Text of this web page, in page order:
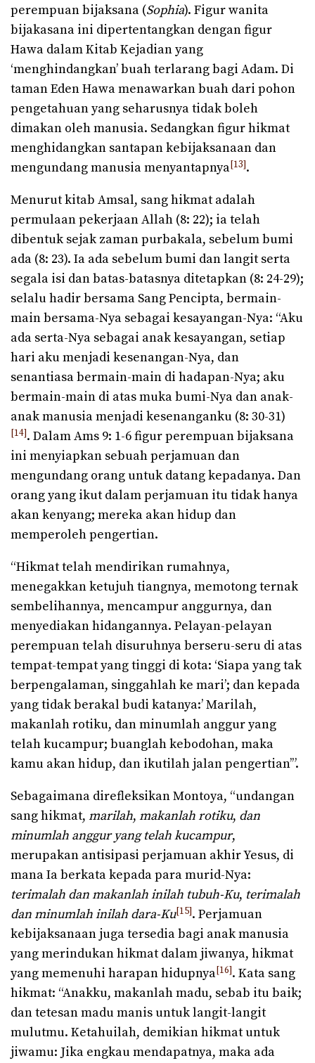
perempuan bijaksana (Sophia). Figur wanita
bijakasana ini dipertentangkan dengan figur
Hawa dalam Kitab Kejadian yang
‘menghindangkan’ buah terlarang bagi Adam. Di
taman Eden Hawa menawarkan buah dari pohon
pengetahuan yang seharusnya tidak boleh
dimakan oleh manusia. Sedangkan figur hikmat
menghidangkan santapan kebijaksanaan dan
mengundang manusia menyantapnya[13].
Menurut kitab Amsal, sang hikmat adalah
permulaan pekerjaan Allah (8: 22); ia telah
dibentuk sejak zaman purbakala, sebelum bumi
ada (8: 23). Ia ada sebelum bumi dan langit serta
segala isi dan batas-batasnya ditetapkan (8: 24-29);
selalu hadir bersama Sang Pencipta, bermain-
main bersama-Nya sebagai kesayangan-Nya: “Aku
ada serta-Nya sebagai anak kesayangan, setiap
hari aku menjadi kesenangan-Nya, dan
senantiasa bermain-main di hadapan-Nya; aku
bermain-main di atas muka bumi-Nya dan anak-
anak manusia menjadi kesenanganku (8: 30-31)
[14]. Dalam Ams 9: 1-6 figur perempuan bijaksana
ini menyiapkan sebuah perjamuan dan
mengundang orang untuk datang kepadanya. Dan
orang yang ikut dalam perjamuan itu tidak hanya
akan kenyang; mereka akan hidup dan
memperoleh pengertian.
“Hikmat telah mendirikan rumahnya,
menegakkan ketujuh tiangnya, memotong ternak
sembelihannya, mencampur anggurnya, dan
menyediakan hidangannya. Pelayan-pelayan
perempuan telah disuruhnya berseru-seru di atas
tempat-tempat yang tinggi di kota: ‘Siapa yang tak
berpengalaman, singgahlah ke mari’; dan kepada
yang tidak berakal budi katanya:’ Marilah,
makanlah rotiku, dan minumlah anggur yang
telah kucampur; buanglah kebodohan, maka
kamu akan hidup, dan ikutilah jalan pengertian’”.
Sebagaimana direfleksikan Montoya, “undangan
sang hikmat, marilah, makanlah rotiku, dan
minumlah anggur yang telah kucampur,
merupakan antisipasi perjamuan akhir Yesus, di
mana Ia berkata kepada para murid-Nya:
terimalah dan makanlah inilah tubuh-Ku, terimalah
dan minumlah inilah dara-Ku[15]. Perjamuan
kebijaksanaan juga tersedia bagi anak manusia
yang merindukan hikmat dalam jiwanya, hikmat
yang memenuhi harapan hidupnya[16]. Kata sang
hikmat: “Anakku, makanlah madu, sebab itu baik;
dan tetesan madu manis untuk langit-langit
mulutmu. Ketahuilah, demikian hikmat untuk
jiwamu: Jika engkau mendapatnya, maka ada